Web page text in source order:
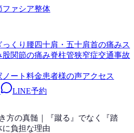
ファシア整体
っくり腰四十肩・五十肩首の痛みス
股関節の痛み脊柱管狭窄症交通事故
ート 料金患者様の声アクセス
LINE予約
方の真髄｜『蹴る』でなく『踏
負担な理由